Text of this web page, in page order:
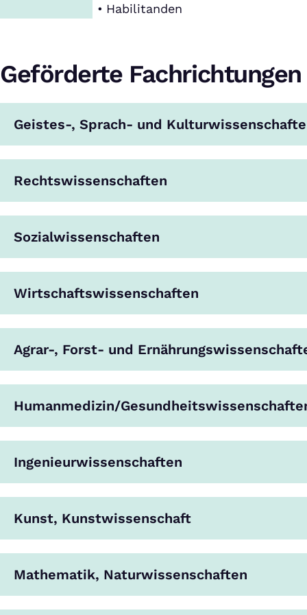
Habilitanden
Geförderte Fachrichtungen
Geistes-, Sprach- und
Rechtswissenschaften
Sozialwissenschaften
Wirtschaftswissenschaften
Agrar-, Forst- und
Humanmedizin/
Ingenieurwissenschaften
Kunst, Kunstwissenschaft
Mathematik, Naturwissenschaften